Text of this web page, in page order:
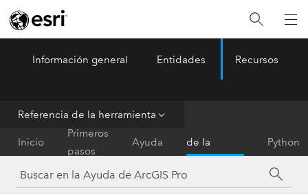
ArcGIS Pro Menu
Información general Entidades Recursos
Referencia de la herramienta
Inicio
Primeros
pasos
Ayuda
de la
herramienta
Python